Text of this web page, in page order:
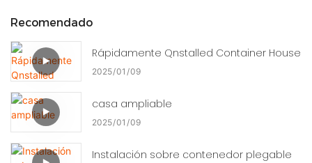
Recomendado
Rápidamente Qnstalled Container House
2025 01 09
casa ampliable
2025 01 09
Instalación sobre contenedor plegable